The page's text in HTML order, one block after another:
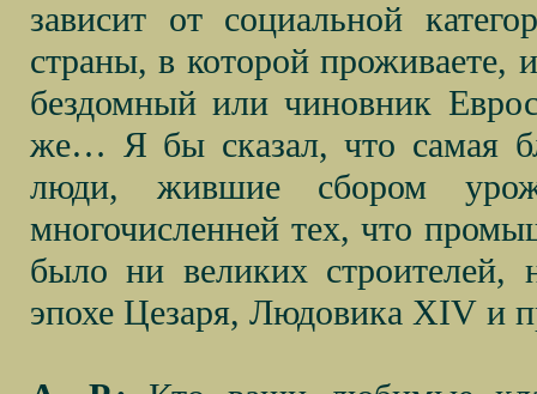
зависит от социальной
страны, в которой
бездомный или чиновник
же… Я бы сказал, что самая
люди, жившие сбором
многочисленней тех, что
было ни великих строителей,
эпохе Цезаря, Людовика XIV и